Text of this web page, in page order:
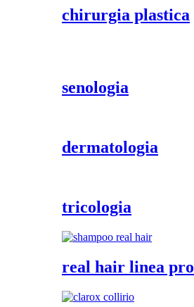
chirurgia plastica
senologia
dermatologia
tricologia
real hair linea pro